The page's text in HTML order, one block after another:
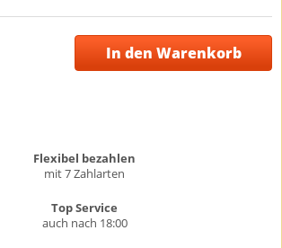
In den Warenkorb
Flexibel bezahlen
mit 7 Zahlarten
Top Service
auch nach 18:00